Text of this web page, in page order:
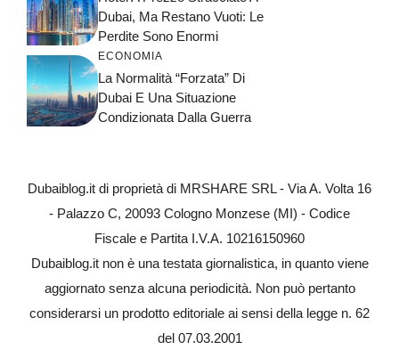
Dubai, Ma Restano Vuoti: Le
Perdite Sono Enormi
ECONOMIA
La Normalità “forzata” Di
Dubai E Una Situazione
Condizionata Dalla Guerra
Dubaiblog.it di proprietà di MRSHARE SRL - Via A. Volta 16
- Palazzo C, 20093 Cologno Monzese (MI) - Codice
Fiscale e Partita I.V.A. 10216150960
Dubaiblog.it non è una testata giornalistica, in quanto viene
aggiornato senza alcuna periodicità. Non può pertanto
considerarsi un prodotto editoriale ai sensi della legge n. 62
del 07.03.2001